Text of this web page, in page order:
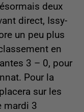
deux
direct, Issy-
un peu plus
en
3 – 0, pour
Pour la
sur les
mardi 3